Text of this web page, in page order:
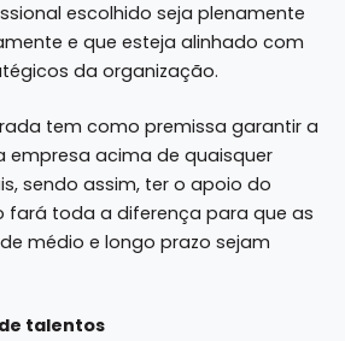
escolhido seja plenamente
e que esteja alinhado com
da organização.
tem como premissa garantir a
empresa acima de quaisquer
sendo assim, ter o apoio do
fará toda a diferença para que as
médio e longo prazo sejam
talentos